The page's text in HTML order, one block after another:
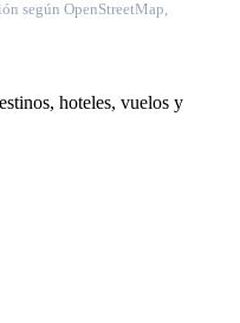
según OpenStreetMap,
hoteles, vuelos y